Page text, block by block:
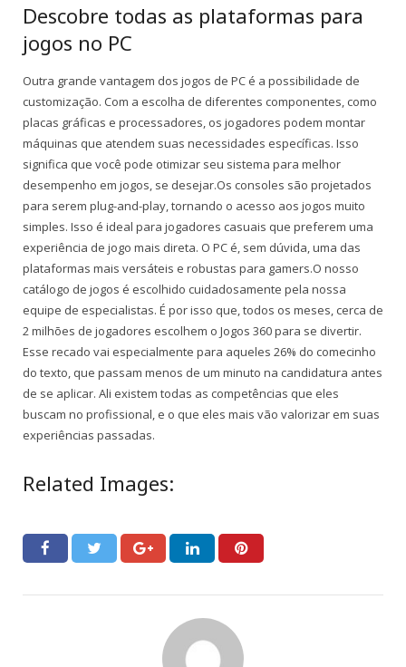
Descobre todas as plataformas para
jogos no PC
Outra grande vantagem dos jogos de PC é a possibilidade de
customização. Com a escolha de diferentes componentes, como
placas gráficas e processadores, os jogadores podem montar
máquinas que atendem suas necessidades específicas. Isso
significa que você pode otimizar seu sistema para melhor
desempenho em jogos, se desejar.Os consoles são projetados
para serem plug-and-play, tornando o acesso aos jogos muito
simples. Isso é ideal para jogadores casuais que preferem uma
experiência de jogo mais direta. O PC é, sem dúvida, uma das
plataformas mais versáteis e robustas para gamers.O nosso
catálogo de jogos é escolhido cuidadosamente pela nossa
equipe de especialistas. É por isso que, todos os meses, cerca de
2 milhões de jogadores escolhem o Jogos 360 para se divertir.
Esse recado vai especialmente para aqueles 26% do comecinho
do texto, que passam menos de um minuto na candidatura antes
de se aplicar. Ali existem todas as competências que eles
buscam no profissional, e o que eles mais vão valorizar em suas
experiências passadas.
Related Images: